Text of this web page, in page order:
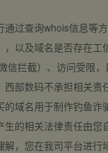
通过查询whois信息等
，以及域名是否存在
信拦截）、访问受限
部数码不承担相关责
的域名用于制作钓鱼
生的相关法律责任由您
解，您在我司平台进行